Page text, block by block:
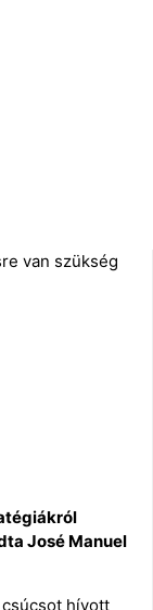
van szükség
José Manuel
hívott